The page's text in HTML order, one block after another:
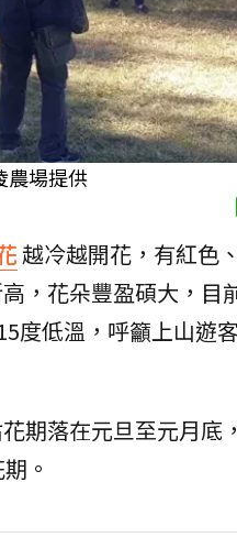
農場提供
越冷越開花，有紅色
，花朵豐盈碩大，目
度低溫，呼籲上山遊
期落在元旦至元月底
。